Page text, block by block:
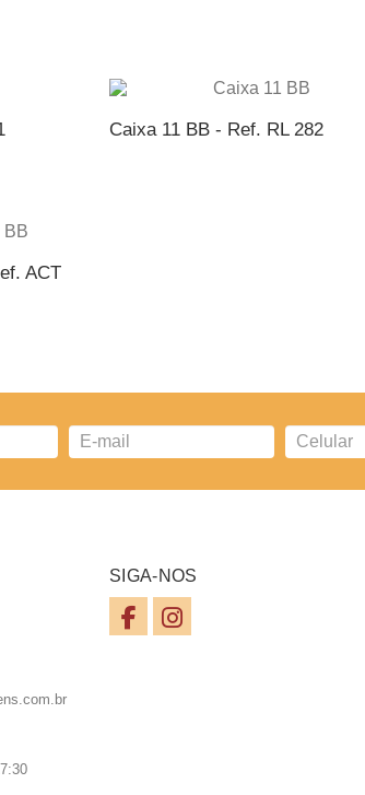
Caixa 11 BB - Ref. RL 282
ACT
SIGA-NOS